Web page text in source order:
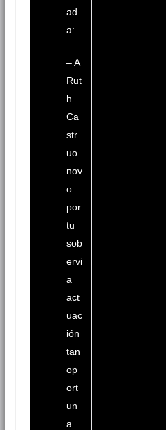
ad
a:
– A
Rut
h
Ca
str
uo
nov
o
por
tu
sob
ervi
a
act
uac
ión
tan
op
ort
un
a